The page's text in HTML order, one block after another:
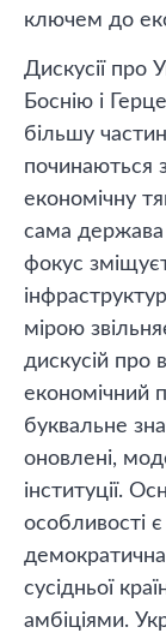
ключем до
Дискусії про
Боснію і
більшу
починаються
економічну
сама держава
фокус
мірою
дискусій про
економічний
буквальне
оновлені,
інституції.
особливості
демократична
сусідньої
амбіціями.